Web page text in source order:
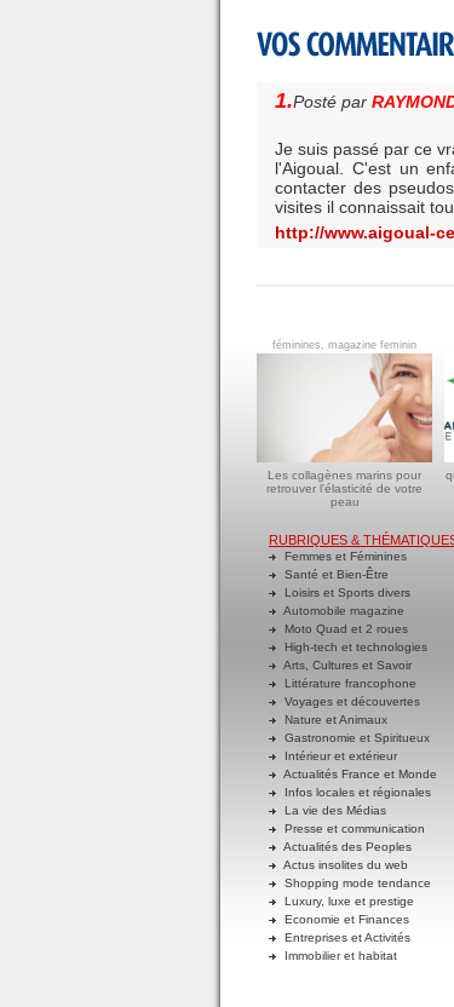
1.Posté par
Je suis passé par ce
l'Aigoual. C'est un
contacter des
visites il connaissait
http://www.aigoual-
féminines, magazine feminin
Les collagènes marins pour
retrouver l'élasticité de votre
peau
RUBRIQUES &
Femmes et Féminines
Santé et Bien-Être
Loisirs et Sports divers
Automobile magazine
Moto Quad et 2 roues
High-tech et technologies
Arts, Cultures et Savoir
Littérature francophone
Voyages et découvertes
Nature et Animaux
Gastronomie et Spiritueux
Intérieur et extérieur
Actualités France et Monde
Infos locales et régionales
La vie des Médias
Presse et communication
Actualités des Peoples
Actus insolites du web
Shopping mode tendance
Luxury, luxe et prestige
Economie et Finances
Entreprises et Activités
Immobilier et habitat